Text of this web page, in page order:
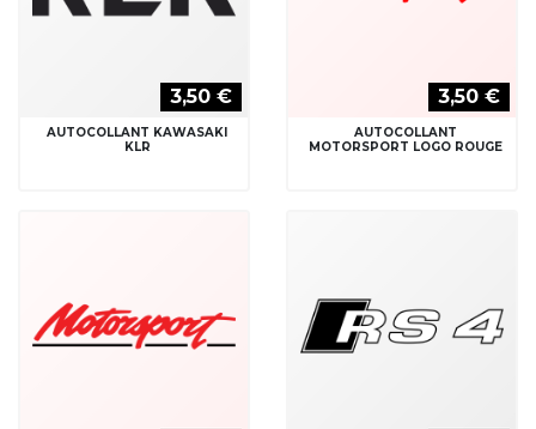
3,50 €
AUTOCOLLANT KAWASAKI
KLR
3,50 €
AUTOCOLLANT
MOTORSPORT LOGO ROUGE